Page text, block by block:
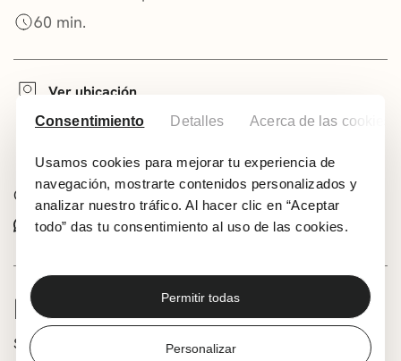
Consentimiento Detalles Acerca de las cookies
Usamos cookies para mejorar tu experiencia de
navegación, mostrarte contenidos personalizados y
analizar nuestro tráfico. Al hacer clic en “Aceptar
todo” das tu consentimiento al uso de las cookies.
Permitir todas
Personalizar
60 min.
Ver ubicación
Comparte este evento:
Whatsapp
Facebook X
INFORMACIÓN
Sección ‘Tercer Milenio’